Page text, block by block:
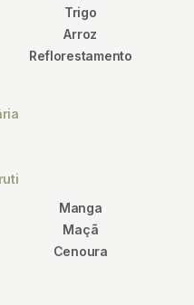
Trigo
Arroz
Reflorestamento
Manga
Maçã
Cenoura